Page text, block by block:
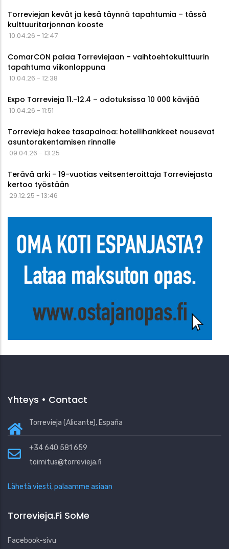
Torreviejan kevät ja kesä täynnä tapahtumia – tässä
kulttuuritarjonnan kooste
10.04.26 - 12:47
ComarCON palaa Torreviejaan – vaihtoehtokulttuurin
tapahtuma viikonloppuna
10.04.26 - 12:38
Expo Torrevieja 11.-12.4 – odotuksissa 10 000 kävijää
10.04.26 - 11:51
Torrevieja hakee tasapainoa: hotellihankkeet nousevat
asuntorakentamisen rinnalle
09.04.26 - 13:25
Terävä arki - 19-vuotias veitsenteroittaja Torreviejasta
kertoo työstään
29.12.25 - 13:46
Yhteys • Contact
Torrevieja (Alicante), España
+34 640 581 659
toimitus@torrevieja.fi
Lähetä viesti, palaamme asiaan
Torrevieja.fi SoMe
Facebook-sivu